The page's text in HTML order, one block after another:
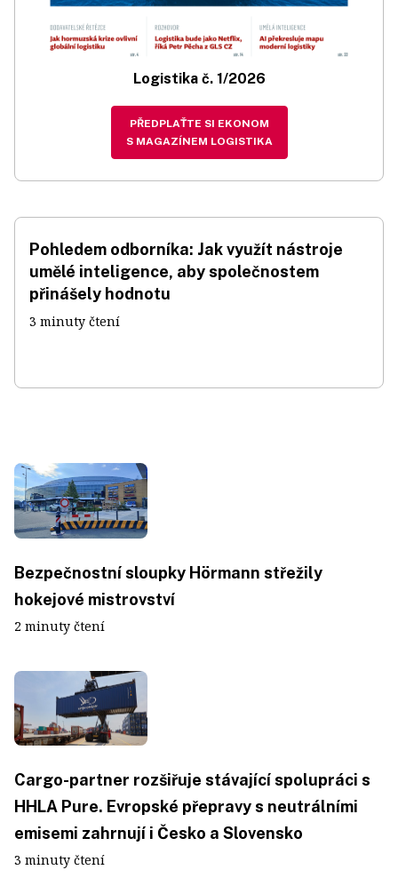
Logistika č. 1/2026
PŘEDPLAŤTE SI EKONOM
S MAGAZÍNEM LOGISTIKA
Pohledem odborníka: Jak využít nástroje
umělé inteligence, aby společnostem
přinášely hodnotu
3 minuty čtení
Bezpečnostní sloupky Hörmann střežily
hokejové mistrovství
2 minuty čtení
Cargo-partner rozšiřuje stávající spolupráci s
HHLA Pure. Evropské přepravy s neutrálními
emisemi zahrnují i Česko a Slovensko
3 minuty čtení